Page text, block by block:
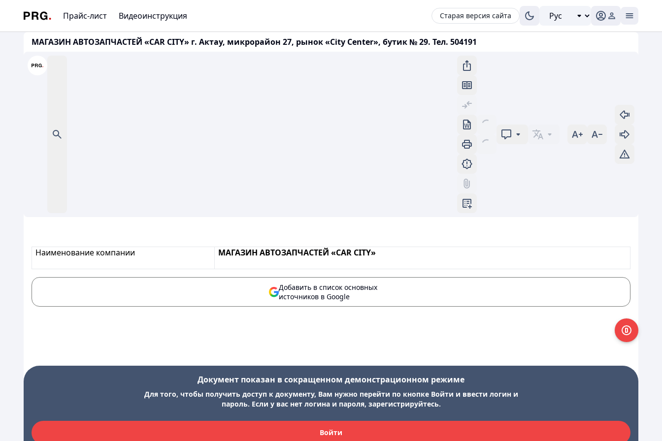
Прайс-лист Видеоинструкция Старая версия сайта
МАГАЗИН АВТОЗАПЧАСТЕЙ «CAR CITY» г. Актау, микрорайон 27, рынок «City Center», бутик № 29. Тел. 504191
Наименование компании МАГАЗИН АВТОЗАПЧАСТЕЙ «CAR CITY»
Добавить в список основных
источников в Google
Документ показан в сокращенном демонстрационном режиме
Для того, чтобы получить доступ к документу, Вам нужно перейти по кнопке Войти и ввести логин и
пароль. Если у вас нет логина и пароля, зарегистрируйтесь.
Войти